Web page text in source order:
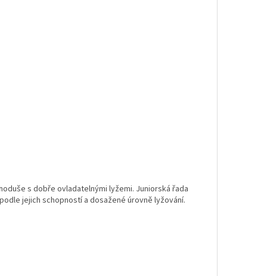
s dobře ovladatelnými lyžemi. Juniorská řada
jejich schopností a dosažené úrovně lyžování.